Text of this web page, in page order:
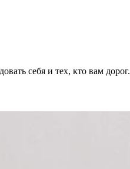
себя и тех, кто вам дорог.